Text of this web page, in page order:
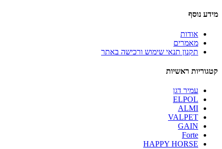
מידע נוסף
אודות
מאמרים
תקנון תנאי שימוש ורכישה באתר
קטגוריות ראשיות
עמיר דגן
ELPOL
ALMI
VALPET
GAIN
Forte
HAPPY HORSE